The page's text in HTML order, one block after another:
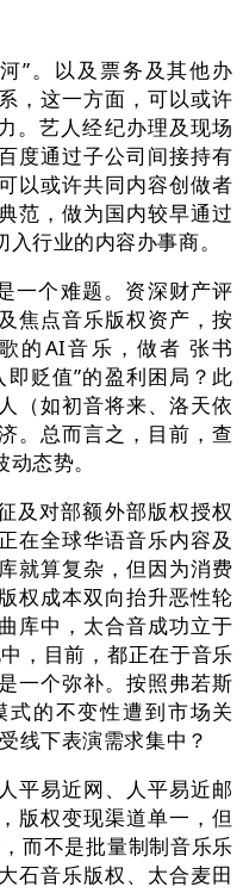
。以及票务及其他办
，这一方面，可以或许
。艺人经纪办理及现场
度通过子公司间接持有
以或许共同内容创做者
范，做为国内较早通过
行业的内容办事商。
个难题。资深财产评
焦点音乐版权资产，按
的AI音乐，做者 张书
贬值”的盈利困局？此
（如初音将来、洛天依
。总而言之，目前，查
态势。
对部额外部版权授权
在全球华语音乐内容及
就算复杂，但因为消费
权成本双向抬升恶性轮
库中，太合音成功立于
，目前，都正在于音乐
一个弥补。按照弗若斯
的不变性遭到市场关
线下表演需求集中？
易近网、人平易近邮
版权变现渠道单一，但
而不是批量制制音乐乐
石音乐版权、太合麦田